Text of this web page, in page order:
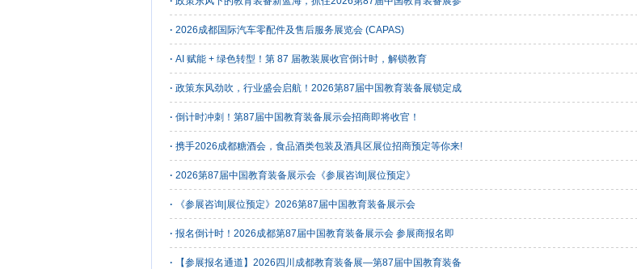
· 2026成都国际汽车零配件及售后服务展览会 (CAPAS)
· AI 赋能 + 绿色转型！第 87 届教装展收官倒计时，解锁教育
· 政策东风劲吹，行业盛会启航！2026第87届中国教育装备展锁定成
· 倒计时冲刺！第87届中国教育装备展示会招商即将收官！
· 携手2026成都糖酒会，食品酒类包装及酒具区展位招商预定等你来!
· 2026第87届中国教育装备展示会《参展咨询|展位预定》
· 《参展咨询|展位预定》2026第87届中国教育装备展示会
· 报名倒计时！2026成都第87届中国教育装备展示会 参展商报名即
· 【参展报名通道】2026四川成都教育装备展—第87届中国教育装备